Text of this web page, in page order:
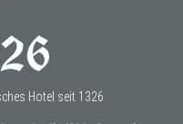
Hotel seit 1326